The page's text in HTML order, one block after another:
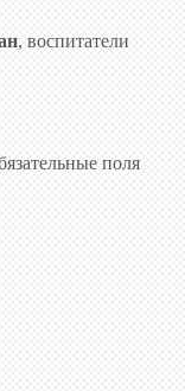
, воспитатели
поля